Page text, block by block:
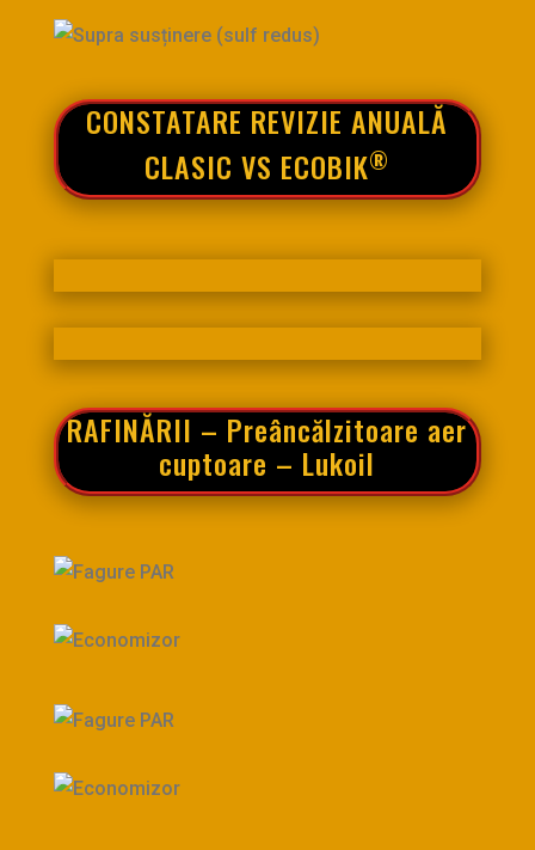
CONSTATARE REVIZIE ANUALĂ
CLASIC VS ECOBIK®
RAFINĂRII – Preâncălzitoare aer
cuptoare – Lukoil